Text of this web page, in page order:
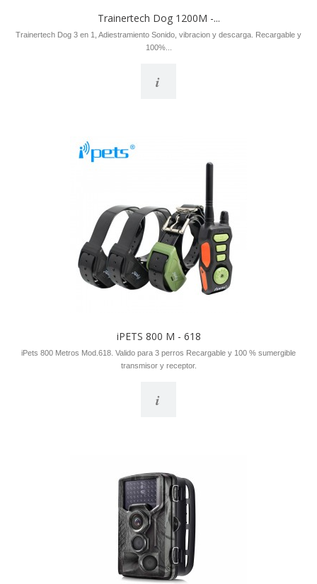
Trainertech Dog 1200M -...
Trainertech Dog 3 en 1, Adiestramiento Sonido, vibracion y descarga. Recargable y
100%...
i
iPETS 800 M - 618
iPets 800 Metros Mod.618. Valido para 3 perros Recargable y 100 % sumergible
transmisor y receptor.
i